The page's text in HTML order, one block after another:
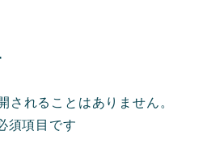
されることはありません。
須項目です